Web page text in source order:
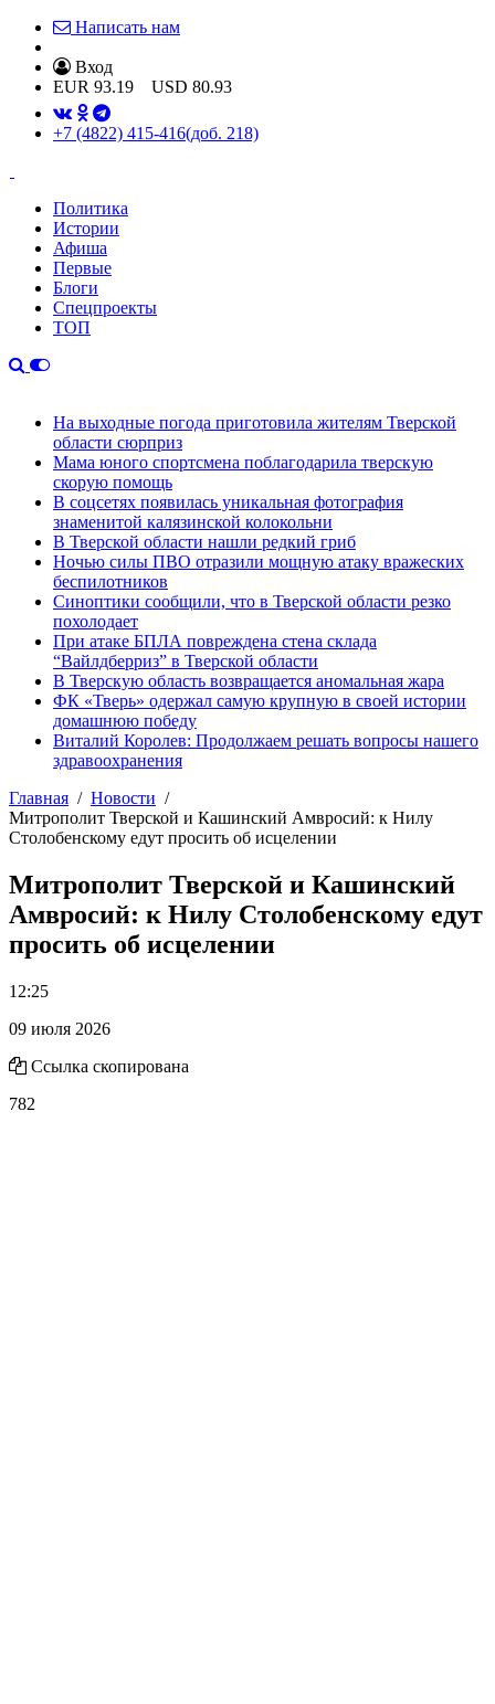
Написать нам
Вход
EUR 93.19 USD 80.93
+7 (4822) 415-416(доб. 218)
Политика
Истории
Афиша
Первые
Блоги
Спецпроекты
ТОП
На выходные погода приготовила жителям Тверской
области сюрприз
Мама юного спортсмена поблагодарила тверскую
скорую помощь
В соцсетях появилась уникальная фотография
знаменитой калязинской колокольни
В Тверской области нашли редкий гриб
Ночью силы ПВО отразили мощную атаку вражеских
беспилотников
Синоптики сообщили, что в Тверской области резко
похолодает
При атаке БПЛА повреждена стена склада
“Вайлдберриз” в Тверской области
В Тверскую область возвращается аномальная жара
ФК «Тверь» одержал самую крупную в своей истории
домашнюю победу
Виталий Королев: Продолжаем решать вопросы нашего
здравоохранения
Главная
Новости
Митрополит Тверской и Кашинский Амвросий: к Нилу
Столобенскому едут просить об исцелении
Митрополит Тверской и Кашинский
Амвросий: к Нилу Столобенскому едут
просить об исцелении
12:25
09 июля 2026
Ссылка скопирована
782